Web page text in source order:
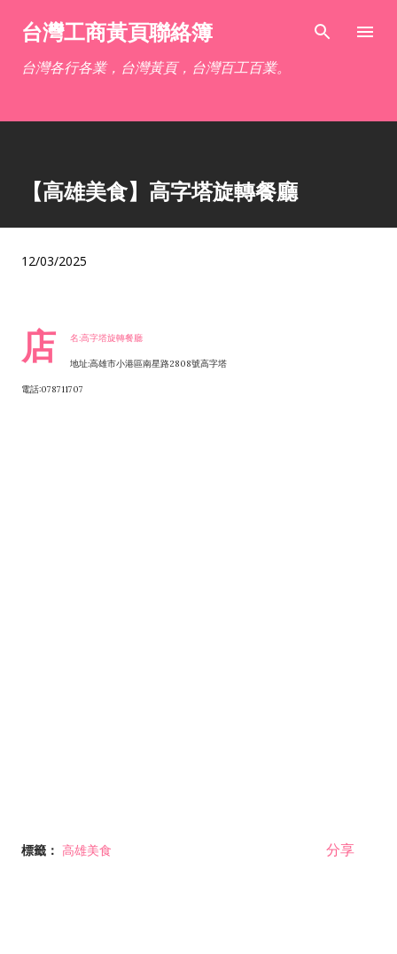
跳到主要內容
台灣工商黃頁聯絡簿
台灣各行各業，台灣黃頁，台灣百工百業。
【高雄美食】高字塔旋轉餐廳
12/03/2025
店 名:高字塔旋轉餐廳
地址:高雄市小港區南星路2808號高字塔
電話:078711707
標籤： 高雄美食 分享